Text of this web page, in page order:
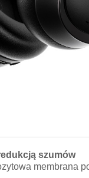
szumów
membrana